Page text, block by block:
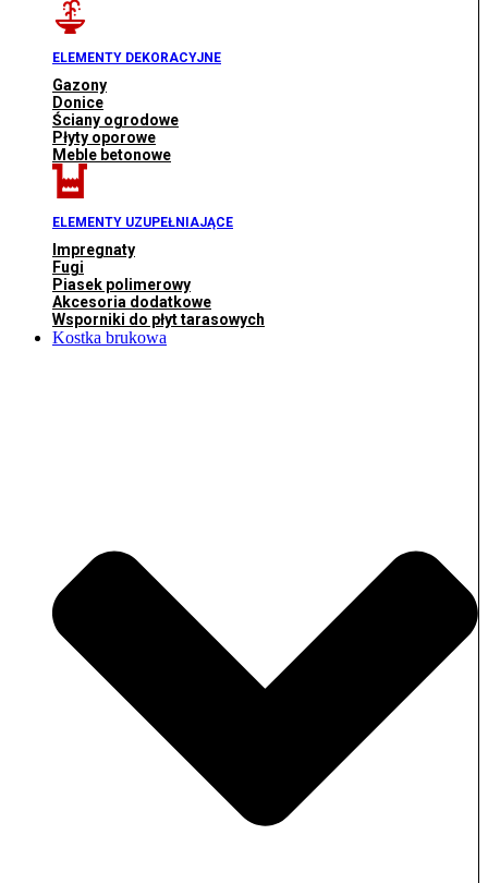
ELEMENTY DEKORACYJNE
Gazony
Donice
Ściany ogrodowe
Płyty oporowe
Meble betonowe
ELEMENTY UZUPEŁNIAJĄCE
Impregnaty
Fugi
Piasek polimerowy
Akcesoria dodatkowe
Wsporniki do płyt tarasowych
Kostka brukowa